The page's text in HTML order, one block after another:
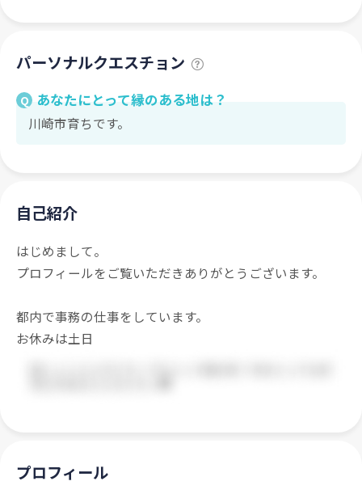
パーソナルクエスチョン
Q あなたにとって縁のある地は？
川崎市育ちです。
自己紹介
はじめまして。
プロフィールをご覧いただきありがとうございます。
都内で事務の仕事をしています。
お休みは土日
プロフィール